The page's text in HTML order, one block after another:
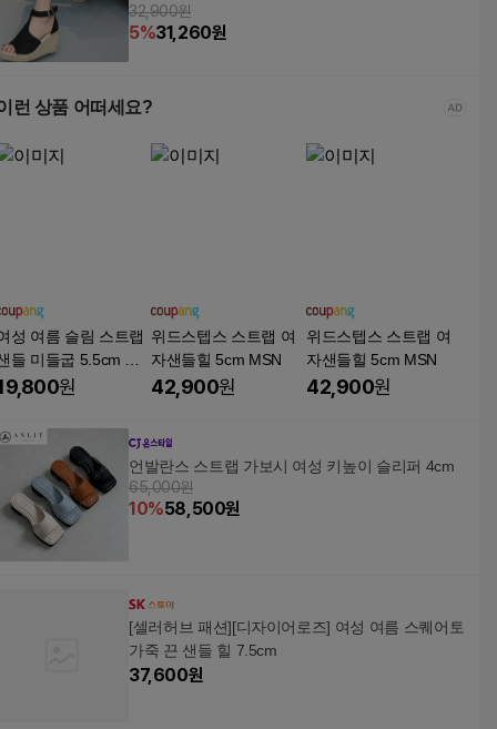
32,900원
5%31,260원
런 상품 어떠세요?
성 여름 슬림 스트랩
들 미들굽 5.5cm 데
리 블로퍼 스타일
원
위드스텝스 스트랩 여
자샌들힐 5cm MSN
42,900원
위드스텝스 스트랩 여
자샌들힐 5cm MSN
42,900원
언발란스 스트랩 가보시 여성 키높이 슬리퍼 4cm
65,000원
10%58,500원
[셀러허브 패션][디자이어로즈] 여성 여름 스퀘어토
가죽 끈 샌들 힐 7.5cm
37,600원